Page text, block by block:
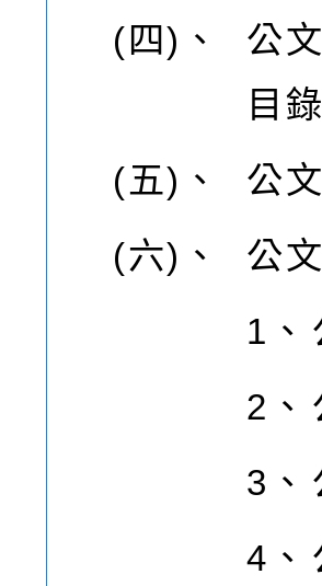
(四)、
公
目
(五)、
公
(六)、
公
1、
2、
3、
4、